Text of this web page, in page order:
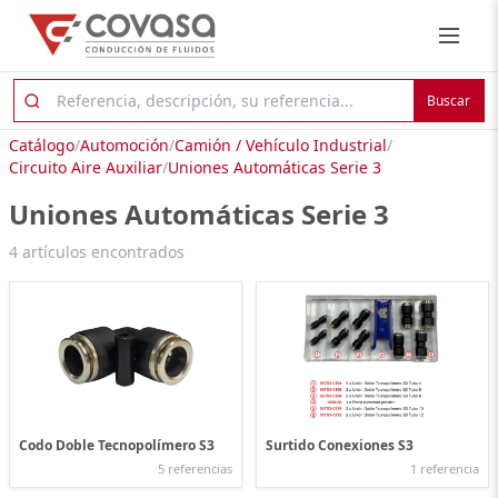
Buscar
Catálogo/Automoción/Camión / Vehículo Industrial/
Circuito Aire Auxiliar/Uniones Automáticas Serie 3
Uniones Automáticas Serie 3
4 artículos encontrados
Codo Doble Tecnopolímero S3
5 referencias
Surtido Conexiones S3
1 referencia